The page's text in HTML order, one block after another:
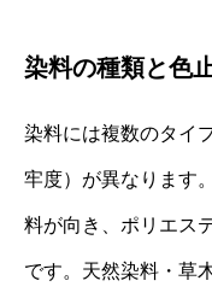
染料の種類と色
染料には複数のタイ
牢度）が異なります
料が向き、ポリエス
です。天然染料・草